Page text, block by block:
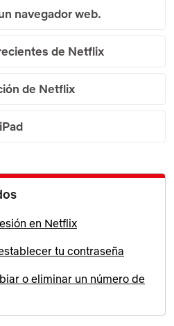
navegador web.
de Netflix
de Netflix
en Netflix
tu contraseña
o eliminar un número de